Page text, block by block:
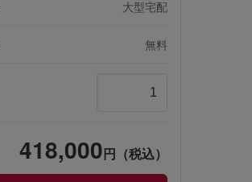
大型宅配
無料
418,000円（税込）